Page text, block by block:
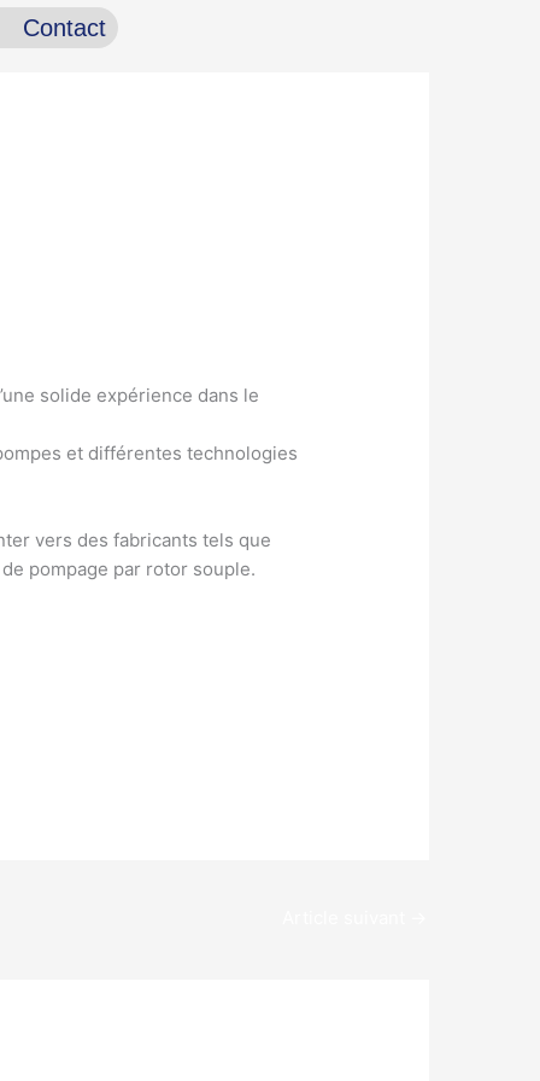
Contact
solide expérience dans le
et différentes technologies
vers des fabricants tels que
pompage par rotor souple.